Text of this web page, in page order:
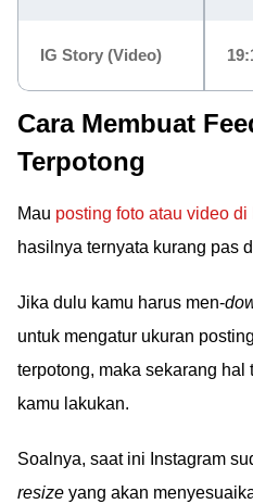
IG Story (Video)
Cara Membuat
Terpotong
Mau posting foto atau video di
hasilnya ternyata kurang pas
Jika dulu kamu harus men-
untuk mengatur ukuran
terpotong, maka sekarang hal
kamu lakukan.
Soalnya, saat ini Instagram
resize yang akan